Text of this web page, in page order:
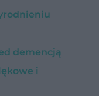
demencją
i